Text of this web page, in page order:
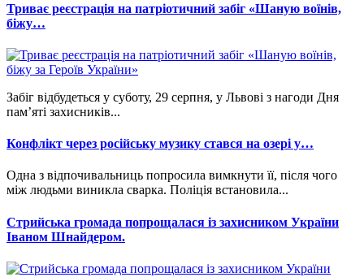
Триває реєстрація на патріотичний забіг «Шаную воїнів,
біжу…
Забіг відбудеться у суботу, 29 серпня, у Львові з нагоди Дня
пам’яті захисників...
Конфлікт через російську музику стався на озері у…
Одна з відпочивальниць попросила вимкнути її, після чого
між людьми виникла сварка. Поліція встановила...
Стрийська громада попрощалася із захисником України
Іваном Шнайдером.